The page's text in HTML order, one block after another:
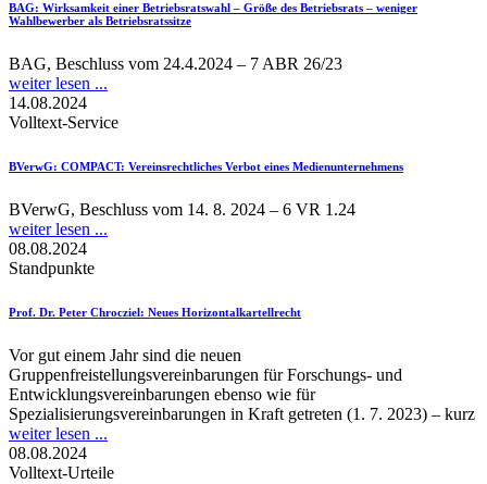
BAG: Wirksamkeit einer Betriebsratswahl – Größe des Betriebsrats – weniger
Wahlbewerber als Betriebsratssitze
BAG, Beschluss vom 24.4.2024 – 7 ABR 26/23
weiter lesen ...
14.08.2024
Volltext-Service
BVerwG: COMPACT: Vereinsrechtliches Verbot eines Medienunternehmens
BVerwG, Beschluss vom 14. 8. 2024 – 6 VR 1.24
weiter lesen ...
08.08.2024
Standpunkte
Prof. Dr. Peter Chrocziel: Neues Horizontalkartellrecht
Vor gut einem Jahr sind die neuen
Gruppenfreistellungsvereinbarungen für Forschungs- und
Entwicklungsvereinbarungen ebenso wie für
Spezialisierungsvereinbarungen in Kraft getreten (1. 7. 2023) – kurz
weiter lesen ...
08.08.2024
Volltext-Urteile